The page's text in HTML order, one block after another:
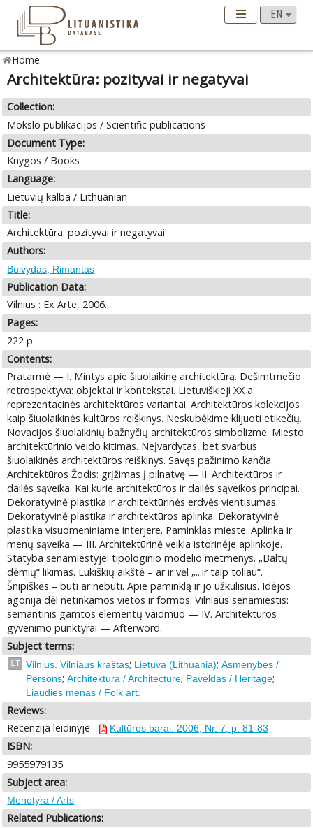
Home
Architektūra: pozityvai ir negatyvai
Collection:
Mokslo publikacijos / Scientific publications
Document Type:
Knygos / Books
Language:
Lietuvių kalba / Lithuanian
Title:
Architektūra: pozityvai ir negatyvai
Authors:
Buivydas, Rimantas
Publication Data:
Vilnius : Ex Arte, 2006.
Pages:
222 p
Contents:
Pratarmė — I. Mintys apie šiuolaikinę architektūrą. Dešimtmečio
retrospektyva: objektai ir kontekstai. Lietuviškieji XX a.
reprezentacinės architektūros variantai. Architektūros kolekcijos
kaip šiuolaikinės kultūros reiškinys. Neskubėkime klijuoti etikečių.
Novacijos šiuolaikinių bažnyčių architektūros simbolizme. Miesto
architektūrinio veido kitimas. Neįvardytas, bet svarbus
šiuolaikinės architektūros reiškinys. Savęs pažinimo kančia.
Architektūros Žodis: grįžimas į pilnatvę — II. Architektūros ir
dailės sąveika. Kai kurie architektūros ir dailės sąveikos principai.
Dekoratyvinė plastika ir architektūrinės erdvės vientisumas.
Dekoratyvinė plastika ir architektūros aplinka. Dekoratyvinė
plastika visuomeniniame interjere. Paminklas mieste. Aplinka ir
menų sąveika — III. Architektūrinė veikla istorinėje aplinkoje.
Statyba senamiestyje: tipologinio modelio metmenys. „Baltų
dėmių“ likimas. Lukiškių aikštė – ar ir vėl „...ir taip toliau“.
Šnipiškės – būti ar nebūti. Apie paminklą ir jo užkulisius. Idėjos
agonija dėl netinkamos vietos ir formos. Vilniaus senamiestis:
semantinis gamtos elementų vaidmuo — IV. Architektūros
gyvenimo punktyrai — Afterword.
Subject terms:
LT Vilnius. Vilniaus kraštas; Lietuva (Lithuania); Asmenybės /
Persons; Architektūra / Architecture; Paveldas / Heritage;
Liaudies menas / Folk art.
Reviews:
Recenzija leidinyje
Kultūros barai. 2006, Nr. 7, p. 81-83
ISBN:
9955979135
Subject area:
Menotyra / Arts
Related Publications: